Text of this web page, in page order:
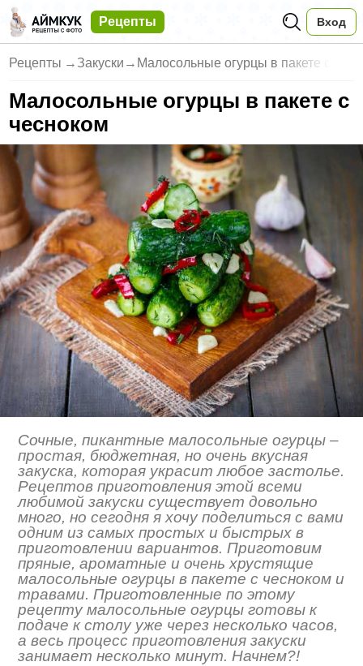
Рецепты Вход
Рецепты → Закуски → Малосольные огурцы в пакете с
Малосольные огурцы в пакете с
чесноком
Сочные, пикантные малосольные огурцы –
простая, бюджетная, но очень вкусная
закуска, которая украсит любое застолье.
Рецептов приготовления этой всеми
любимой закуски существует довольно
много, но сегодня я хочу поделиться с вами
одним из самых простых и быстрых в
приготовлении вариантов. Приготовим
пряные, ароматные и очень хрустящие
малосольные огурцы в пакете с чесноком и
травами. Приготовленные по этому
рецепту малосольные огурцы готовы к
подаче к столу уже через несколько часов,
а весь процесс приготовления закуски
занимает несколько минут. Начнем?!